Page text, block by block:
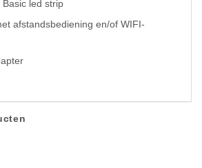
led strip
afstandsbediening en/of WIFI-